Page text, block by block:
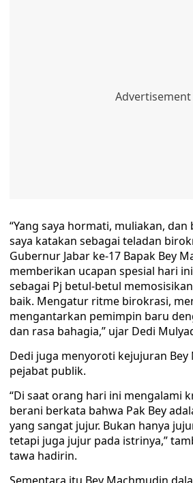
“Yang saya hormati, muliakan,
saya katakan sebagai teladan
Gubernur Jabar ke-17 Bapak Bey
memberikan ucapan spesial hari
sebagai Pj betul-betul
baik. Mengatur ritme birokrasi,
mengantarkan pemimpin baru
dan rasa bahagia,” ujar Dedi
Dedi juga menyoroti kejujuran Bey
pejabat publik.
“Di saat orang hari ini mengalami
berani berkata bahwa Pak Bey
yang sangat jujur. Bukan hanya
tetapi juga jujur pada istrinya,”
tawa hadirin.